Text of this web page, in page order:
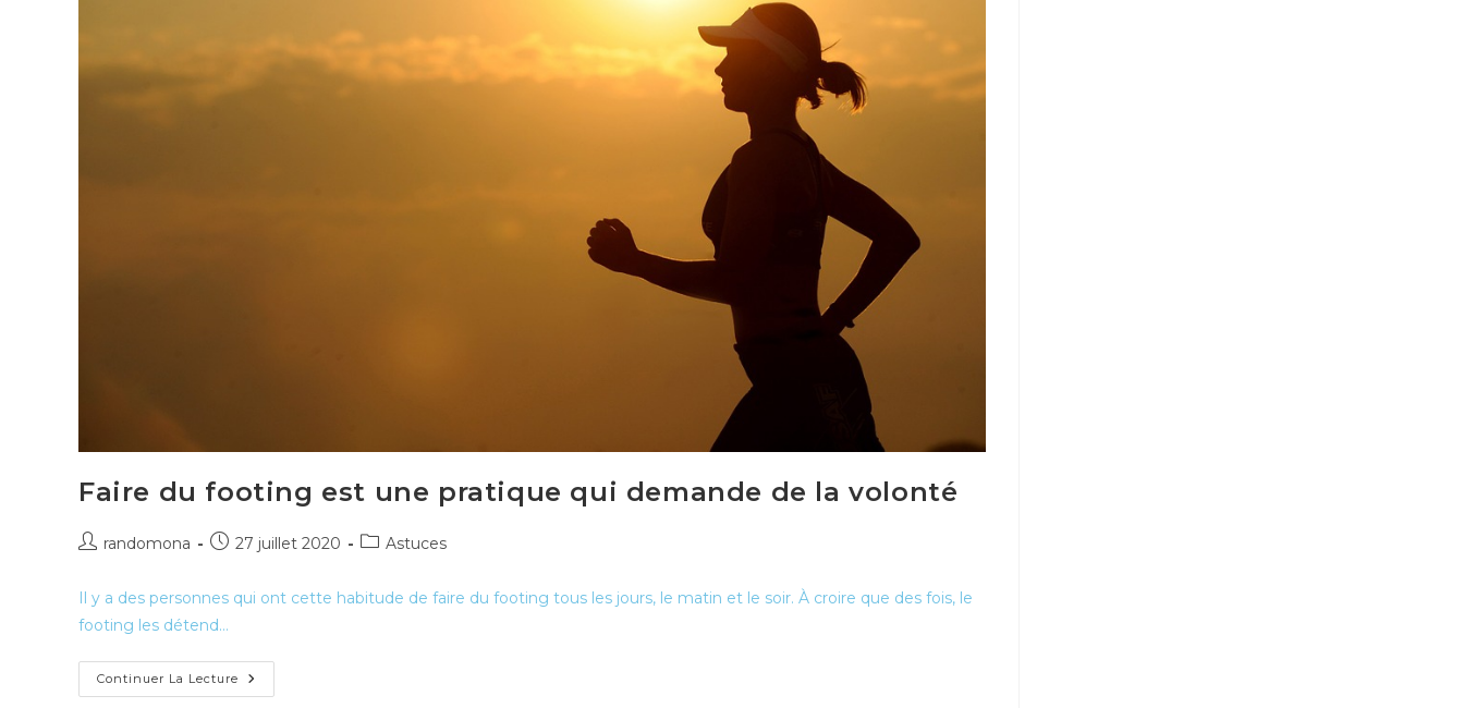
Faire du footing est une pratique qui demande de la volonté
Auteur/autrice
la
publication :
randomona
Publication
27 juillet 2020
PostAstuces
Il y a des personnes qui ont cette habitude de faire du footing tous les jours, le matin et le soir. À croire que des fois, le
footing les détend…
Continuer La Lecture Faire
Du